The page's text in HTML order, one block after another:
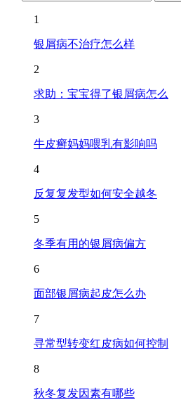
1
银屑病不治疗怎么样
2
求助：宝宝得了银屑病怎么
3
牛皮癣妈妈喂乳有影响吗
4
反复复发型如何安全越冬
5
冬季有用的银屑病偏方
6
面部银屑病起皮怎么办
7
寻常型转变红皮病如何控制
8
秋冬复发因素有哪些